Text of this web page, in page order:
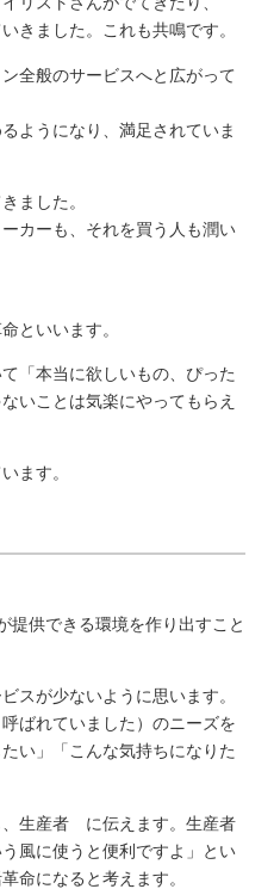
きました。これも共鳴です。
全般のサービスへと広がって
ようになり、満足されていま
ました。
カーも、それを買う人も潤い
といいます。
「本当に欲しいもの、ぴった
いことは気楽にやってもらえ
ます。
提供できる環境を作り出すこと
スが少ないように思います。
ばれていました）のニーズを
い」「こんな気持ちになりた
、生産者 に伝えます。生産者
風に使うと便利ですよ」とい
命になると考えます。